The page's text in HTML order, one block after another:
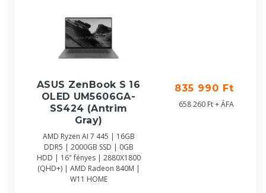
ASUS ZenBook S 16
OLED UM5606GA-
SS424 (Antrim
Gray)
AMD Ryzen AI 7 445 | 16GB
DDR5 | 2000GB SSD | 0GB
HDD | 16" fényes | 2880X1800
(QHD+) | AMD Radeon 840M |
W11 HOME
835 990 Ft
658 260 Ft + ÁFA